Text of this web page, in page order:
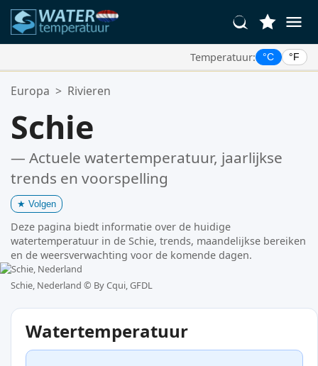
Temperatuur: °C °F
Uw Favoriete Locaties:
Europa > Rivieren
Schie
— Actuele watertemperatuur, jaarlijkse
trends en voorspelling
★ Volgen
Deze pagina biedt informatie over de huidige
watertemperatuur in de Schie, trends, maandelijkse bereiken
en de weersverwachting voor de komende dagen.
Schie, Nederland © By Cqui, GFDL
Watertemperatuur